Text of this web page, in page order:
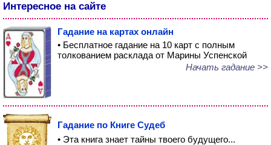
Интересное на сайте
Гадание на картах онлайн
• Бесплатное гадание на 10 карт с полным
толкованием расклада от Марины Успенской
Начать гадание >>
Гадание по Книге Судеб
• Эта книга знает тайны твоего будущего...